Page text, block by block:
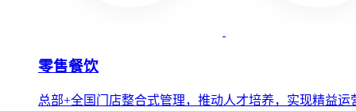
零售餐饮
总部+全国门店整合式管理，推动人才培养，实现精益运